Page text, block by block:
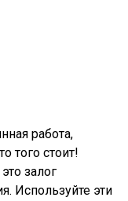
работа,
того стоит!
залог
Используйте эти